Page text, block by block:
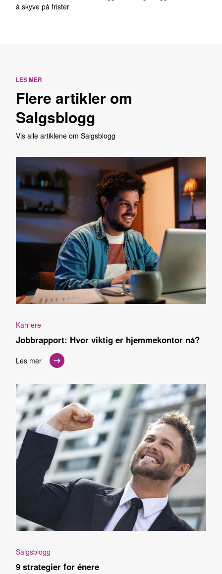
å skyve på frister
LES MER
Flere artikler om
Salgsblogg
Vis alle artiklene om Salgsblogg
Karriere
Jobbrapport: Hvor viktig er hjemmekontor nå?
Les mer
Salgsblogg
9 strategier for énere